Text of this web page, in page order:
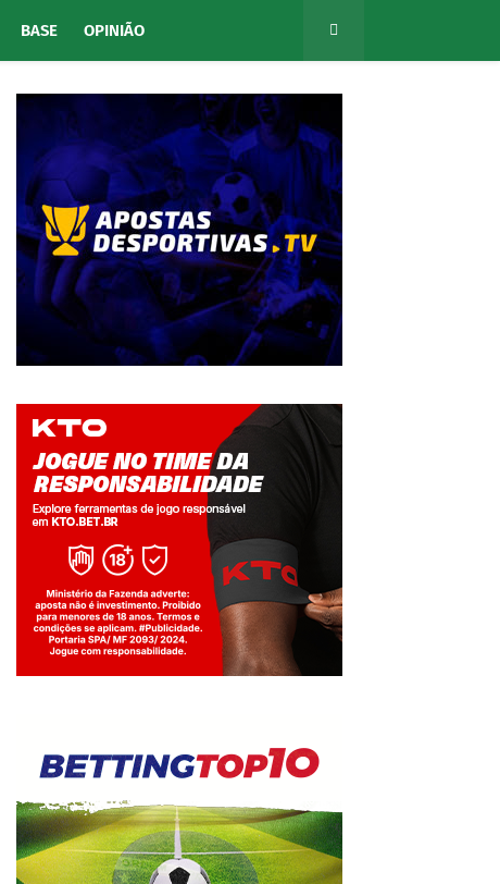
BASE OPINIÃO
Jogue com responsabilidade. 18+